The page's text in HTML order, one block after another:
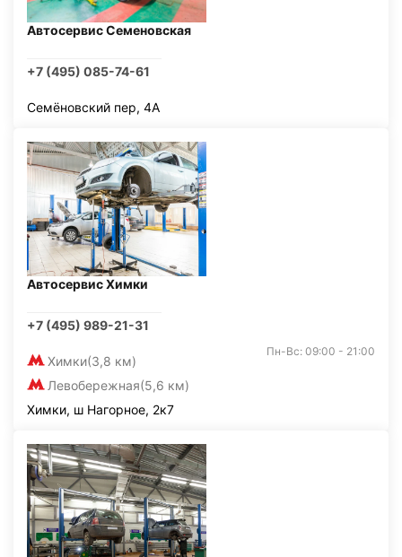
Автосервис Семеновская
+7 (495) 085-74-61
Семёновский пер, 4А
Автосервис Химки
+7 (495) 989-21-31
Химки(3,8 км)
Левобережная(5,6 км)
Пн-Вс: 09:00 - 21:00
Химки, ш Нагорное, 2к7